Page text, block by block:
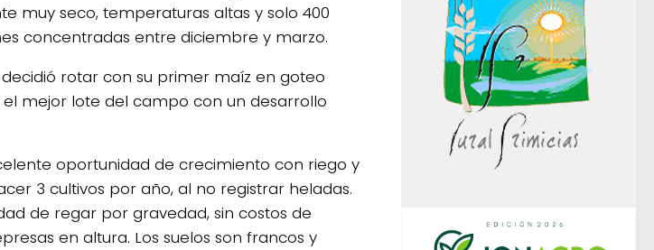
muy seco, temperaturas altas y solo 400
concentradas entre diciembre y marzo.
rotar con su primer maíz en goteo
mejor lote del campo con un desarrollo
oportunidad de crecimiento con riego y
3 cultivos por año, al no registrar heladas.
de regar por gravedad, sin costos de
en altura. Los suelos son francos y